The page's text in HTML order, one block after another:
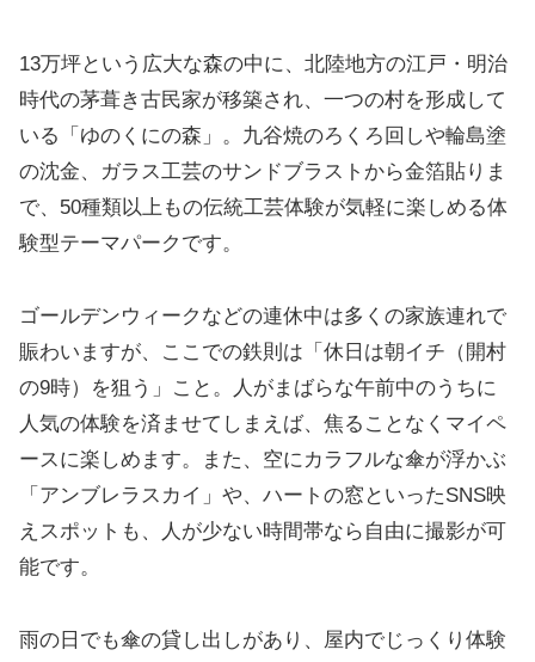
13万坪という広大な森の中に、北陸地方の江戸・明治
時代の茅葺き古民家が移築され、一つの村を形成して
いる「ゆのくにの森」。九谷焼のろくろ回しや輪島塗
の沈金、ガラス工芸のサンドブラストから金箔貼りま
で、50種類以上もの伝統工芸体験が気軽に楽しめる体
験型テーマパークです。
ゴールデンウィークなどの連休中は多くの家族連れで
賑わいますが、ここでの鉄則は「休日は朝イチ（開村
の9時）を狙う」こと。人がまばらな午前中のうちに
人気の体験を済ませてしまえば、焦ることなくマイペ
ースに楽しめます。また、空にカラフルな傘が浮かぶ
「アンブレラスカイ」や、ハートの窓といったSNS映
えスポットも、人が少ない時間帯なら自由に撮影が可
能です。
雨の日でも傘の貸し出しがあり、屋内でじっくり体験